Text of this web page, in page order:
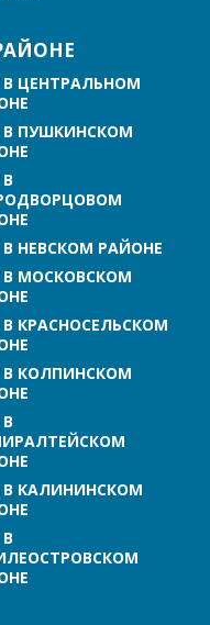
ЦЕНТРАЛЬНОМ
ПУШКИНСКОМ
НЕВСКОМ РАЙОНЕ
МОСКОВСКОМ
КРАСНОСЕЛЬСКОМ
КОЛПИНСКОМ
КАЛИНИНСКОМ